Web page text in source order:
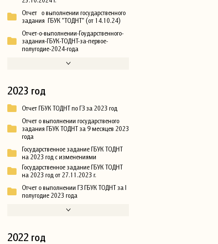
Отчет о выполнении государственного
задания ГБУК "ТОДНТ" (от 14.10.24)
Отчет-о-выполнении-Гоударственного-
задания-ГБУК-ТОДНТ-за-первое-
полугодие-2024-года
2023 год
Отчет ГБУК ТОДНТ по ГЗ за 2023 год
Отчет о выполнении государственого
задания ГБУК ТОДНТ за 9 месяцев 2023
года
Государственное задание ГБУК ТОДНТ
на 2023 год с изменениями
Государственное задание ГБУК ТОДНТ
на 2023 год от 27.11.2023 г.
Отчет о выполнении ГЗ ГБУК ТОДНТ за I
полугодие 2023 года
2022 год